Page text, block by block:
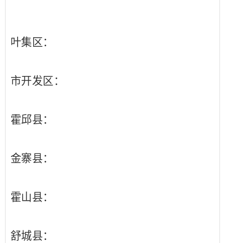
叶集区：
市开发区：
霍邱县：
金寨县：
霍山县：
舒城县：